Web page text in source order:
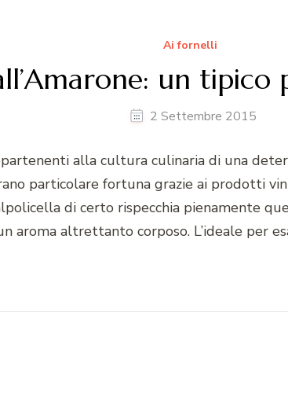
Ai fornelli
un tipico
2 Settembre 2015
alla cultura culinaria di una
particolare fortuna grazie ai prodotti
di certo rispecchia pienamente
aroma altrettanto corposo. L’ideale per